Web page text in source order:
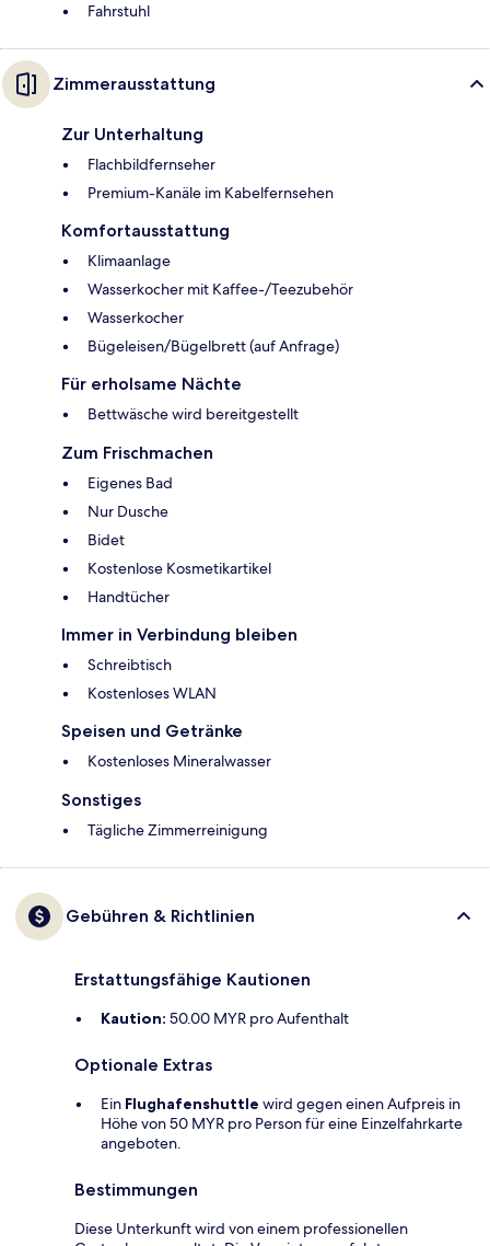
Fahrstuhl
Zimmerausstattung
Zur Unterhaltung
Flachbildfernseher
Premium-Kanäle im Kabelfernsehen
Komfortausstattung
Klimaanlage
Wasserkocher mit Kaffee-/Teezubehör
Wasserkocher
Bügeleisen/Bügelbrett (auf Anfrage)
Für erholsame Nächte
Bettwäsche wird bereitgestellt
Zum Frischmachen
Eigenes Bad
Nur Dusche
Bidet
Kostenlose Kosmetikartikel
Handtücher
Immer in Verbindung bleiben
Schreibtisch
Kostenloses WLAN
Speisen und Getränke
Kostenloses Mineralwasser
Sonstiges
Tägliche Zimmerreinigung
Gebühren & Richtlinien
Erstattungsfähige Kautionen
Kaution: 50.00 MYR pro Aufenthalt
Optionale Extras
Ein Flughafenshuttle wird gegen einen Aufpreis in
Höhe von 50 MYR pro Person für eine Einzelfahrkarte
angeboten.
Bestimmungen
Diese Unterkunft wird von einem professionellen